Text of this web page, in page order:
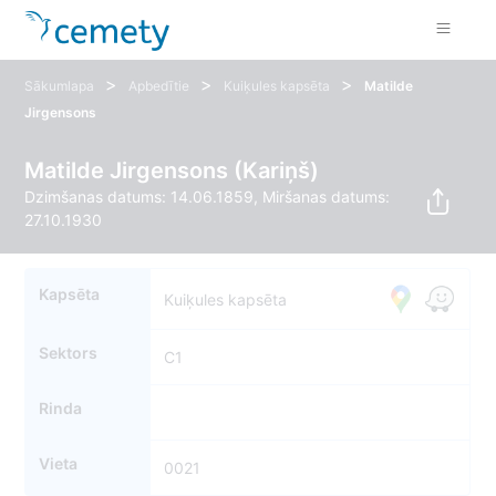
Sākumlapa > Apbedītie > Kuiķules kapsēta >
Matilde
Jirgensons
Matilde Jirgensons (Kariņš)
Dzimšanas datums: 14.06.1859, Miršanas datums:
27.10.1930
Kapsēta Kuiķules kapsēta
Sektors C1
Rinda
Vieta 0021